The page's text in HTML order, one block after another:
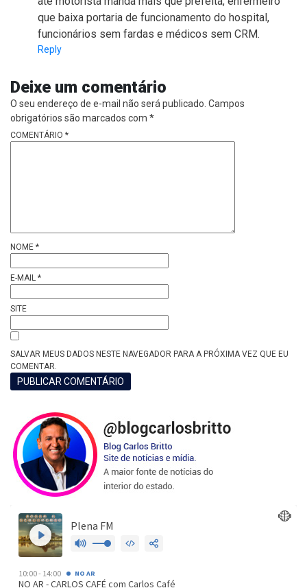
que baixa portaria de funcionamento do hospital,
funcionários sem fardas e médicos sem CRM.
Reply
Deixe um comentário
O seu endereço de e-mail não será publicado. Campos
obrigatórios são marcados com *
COMENTÁRIO *
NOME *
E-MAIL *
SITE
SALVAR MEUS DADOS NESTE NAVEGADOR PARA A PRÓXIMA VEZ QUE EU
COMENTAR.